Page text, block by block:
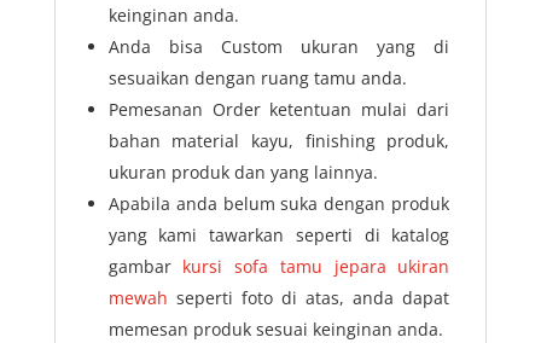
keinginan anda.
Anda bisa Custom ukuran yang di
sesuaikan dengan ruang tamu anda.
Pemesanan Order ketentuan mulai dari
bahan material kayu, finishing produk,
ukuran produk dan yang lainnya.
Apabila anda belum suka dengan produk
yang kami tawarkan seperti di katalog
gambar kursi sofa tamu jepara ukiran
mewah seperti foto di atas, anda dapat
memesan produk sesuai keinginan anda.